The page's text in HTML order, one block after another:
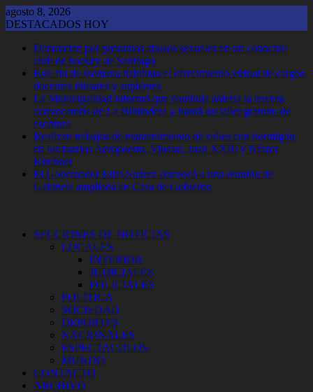
Saltar
al
agosto 8, 2026
DESTACADOS HOY
Denuncian por presuntos abusos sexuales en un conocido
club de hockey de Santiago
Este fin de ssemana habilitan el ofrecimiento virtual de cargos
docentes titulares y suplentes
La Municipalidad informó que continúa abierta la tercera
convocatoria de La Bibliodera y habrá un taller gratuito de
escritura
Realizan trabajos de mantenimiento de calles con hormigón
en los barrios Aeropuerto, Vinalar, Juan XXIII y Néstor
Kirchner
El Gobernador Elias Suárez convocó a una reunión de
Gabinete ampliada en Casa de Gobierno
SECCIONES DE NOTICIAS
LOCALES
INTERIOR
JUDICIALES
POLICIALES
POLITICA
SOCIEDAD
DEPORTES
NACIONALES
ESPECTACULOS
MUNDO
CONTACTO
ARCHIVO